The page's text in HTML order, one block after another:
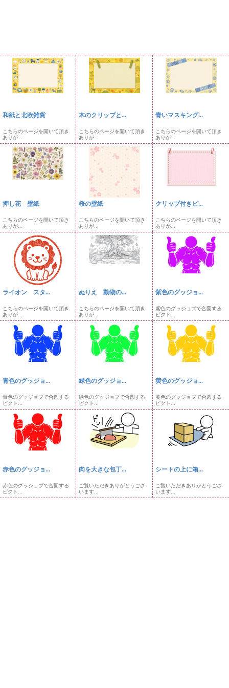
和紙と北欧雑貨
こちらのページを開いて頂き
ありが...
木のクリップと...
こちらのページを開いて頂き
ありが...
青いマスキング...
こちらのページを開いて頂き
ありが...
押し花 壁紙
こちらのページを開いて頂き
ありが...
桜の壁紙
こちらのページを開いて頂き
ありが...
クリップ付きピ...
こちらのページを開いて頂き
ありが...
ライオン スタ...
こちらのページを開いて頂き
ありが...
ぬりえ 動物の...
こちらのページを開いて頂き
ありが...
紫色のグッジョ...
紫色のグッジョブで合図する
ピクト...
青色のグッジョ...
青色のグッジョブで合図する
ピクト...
緑色のグッジョ...
緑色のグッジョブで合図する
ピクト...
黄色のグッジョ...
黄色のグッジョブで合図する
ピクト...
赤色のグッジョ...
赤色のグッジョブで合図する
ピクト...
肉を大きな包丁...
ご覧いただきありがとうござ
います...
シートの上に箱...
ご覧いただきありがとうござ
います...